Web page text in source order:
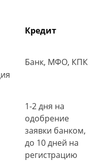
Кредит
Банк, МФО, КПК
1-2 дня на
одобрение
заявки банком,
до 10 дней на
регистрацию